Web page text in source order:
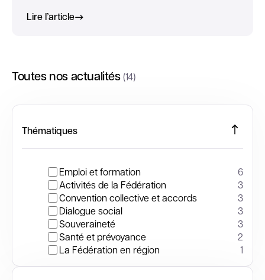
Lire l’article
Toutes nos actualités(14)
Thématiques
Emploi et formation
6
Activités de la Fédération
3
Convention collective et accords
3
Dialogue social
3
Souveraineté
3
Santé et prévoyance
2
La Fédération en région
1